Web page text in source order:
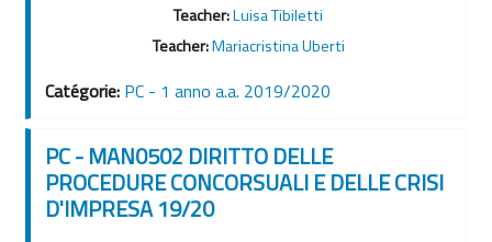
Teacher:Luisa Tibiletti
Teacher:Mariacristina Uberti
Catégorie: PC - 1 anno a.a. 2019/2020
PC - MAN0502 DIRITTO DELLE
PROCEDURE CONCORSUALI E DELLE CRISI
D'IMPRESA 19/20